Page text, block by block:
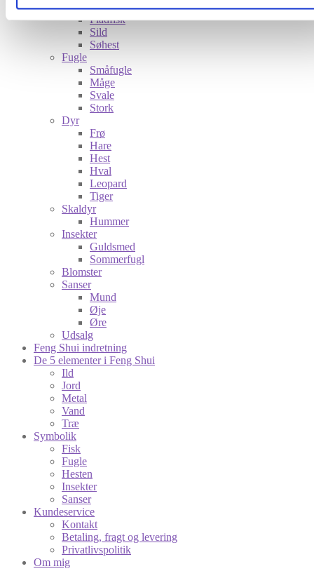
Fisk
Fladfisk
Sild
Søhest
Fugle
Småfugle
Måge
Svale
Stork
Dyr
Frø
Hare
Hest
Hval
Leopard
Tiger
Skaldyr
Hummer
Insekter
Guldsmed
Sommerfugl
Blomster
Sanser
Mund
Øje
Øre
Udsalg
Feng Shui indretning
De 5 elementer i Feng Shui
Ild
Jord
Metal
Vand
Træ
Symbolik
Fisk
Fugle
Hesten
Insekter
Sanser
Kundeservice
Kontakt
Betaling, fragt og levering
Privatlivspolitik
Om mig